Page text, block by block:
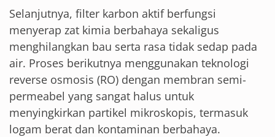
Selanjutnya, filter karbon aktif berfungsi
menyerap zat kimia berbahaya sekaligus
menghilangkan bau serta rasa tidak sedap pada
air. Proses berikutnya menggunakan teknologi
reverse osmosis (RO) dengan membran semi-
permeabel yang sangat halus untuk
menyingkirkan partikel mikroskopis, termasuk
logam berat dan kontaminan berbahaya.